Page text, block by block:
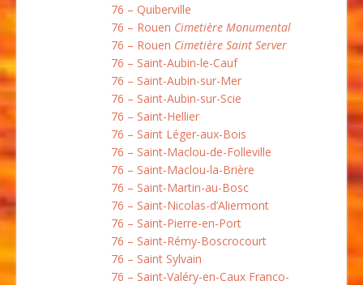
76 – Quiberville
76 – Rouen Cimetière Monumental
76 – Rouen Cimetière Saint Server
76 – Saint-Aubin-le-Cauf
76 – Saint-Aubin-sur-Mer
76 – Saint-Aubin-sur-Scie
76 – Saint-Hellier
76 – Saint Léger-aux-Bois
76 – Saint-Maclou-de-Folleville
76 – Saint-Maclou-la-Brière
76 – Saint-Martin-au-Bosc
76 – Saint-Nicolas-d’Aliermont
76 – Saint-Pierre-en-Port
76 – Saint-Rémy-Boscrocourt
76 – Saint Sylvain
76 – Saint-Valéry-en-Caux Franco-